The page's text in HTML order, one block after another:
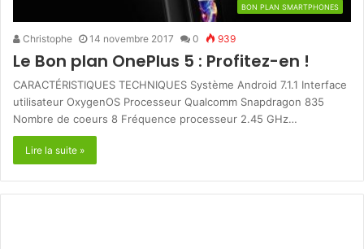
BON PLAN SMARTPHONES
Christophe 14 novembre 2017 0 939
Le Bon plan OnePlus 5 : Profitez-en !
CARACTÉRISTIQUES TECHNIQUES Système Android 7.1.1 Interface
utilisateur OxygenOS Processeur Qualcomm Snapdragon 835
Nombre de coeurs 8 Fréquence processeur 2.45 GHz…
Lire la suite »